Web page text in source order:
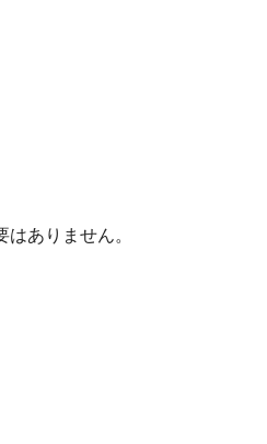
ありません。